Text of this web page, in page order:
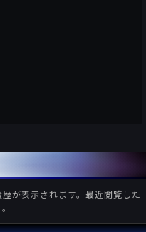
が表示されます。最近閲覧した